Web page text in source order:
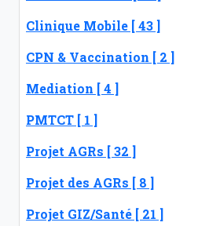
Clinique Mobile [ 43 ]
CPN & Vaccination [ 2 ]
Mediation [ 4 ]
PMTCT [ 1 ]
Projet AGRs [ 32 ]
Projet des AGRs [ 8 ]
Projet GIZ/Santé [ 21 ]